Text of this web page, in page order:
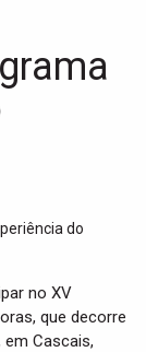
n
no XV
que decorre
Cascais,